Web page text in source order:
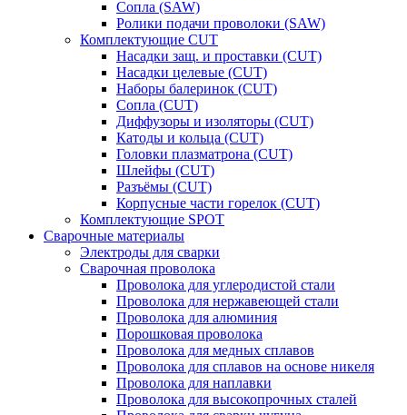
Сопла (SAW)
Ролики подачи проволоки (SAW)
Комплектующие CUT
Насадки защ. и проставки (CUT)
Насадки целевые (CUT)
Наборы балеринок (CUT)
Сопла (CUT)
Диффузоры и изоляторы (CUT)
Катоды и кольца (CUT)
Головки плазматрона (CUT)
Шлейфы (CUT)
Разъёмы (CUT)
Корпусные части горелок (CUT)
Комплектующие SPOT
Сварочные материалы
Электроды для сварки
Сварочная проволока
Проволока для углеродистой стали
Проволока для нержавеющей стали
Проволока для алюминия
Порошковая проволока
Проволока для медных сплавов
Проволока для сплавов на основе никеля
Проволока для наплавки
Проволока для высокопрочных сталей